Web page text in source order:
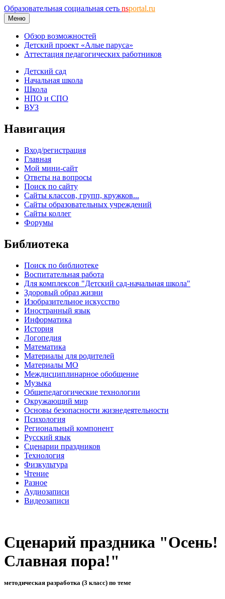
Образовательная социальная сеть nsportal.ru
Меню
Обзор возможностей
Детский проект «Алые паруса»
Аттестация педагогических работников
Детский сад
Начальная школа
Школа
НПО и СПО
ВУЗ
Навигация
Вход/регистрация
Главная
Мой мини-сайт
Ответы на вопросы
Поиск по сайту
Сайты классов, групп, кружков...
Сайты образовательных учреждений
Сайты коллег
Форумы
Библиотека
Поиск по библиотеке
Воспитательная работа
Для комплексов "Детский сад-начальная школа"
Здоровый образ жизни
Изобразительное искусство
Иностранный язык
Информатика
История
Логопедия
Математика
Материалы для родителей
Материалы МО
Междисциплинарное обобщение
Музыка
Общепедагогические технологии
Окружающий мир
Основы безопасности жизнедеятельности
Психология
Региональный компонент
Русский язык
Сценарии праздников
Технология
Физкультура
Чтение
Разное
Аудиозаписи
Видеозаписи
Сценарий праздника "Осень!
Славная пора!"
методическая разработка (3 класс) по теме